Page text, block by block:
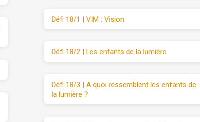
Défi 18/1 | VIM : Vision
Défi 18/2 | Les enfants de la lumière
Défi 18/3 | A quoi ressemblent les enfants de
la lumière ?